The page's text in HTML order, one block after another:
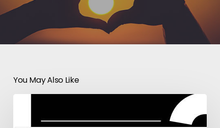
You May Also Like